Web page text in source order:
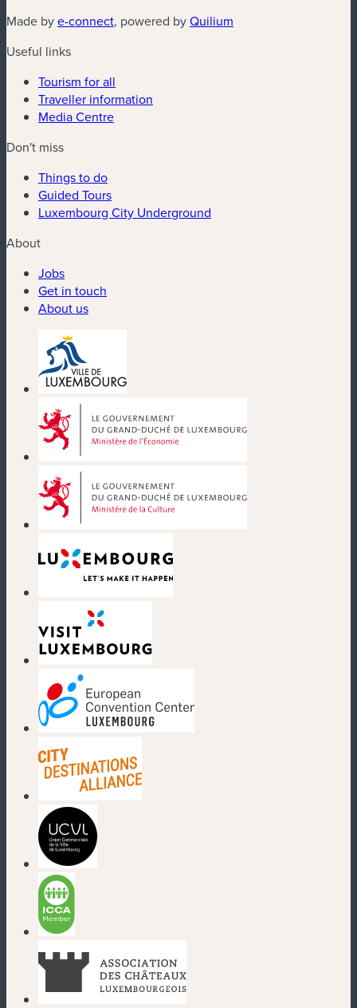
Made bye-connect(new window)
, powered byQuilium
Useful links
Tourism for all
Traveller information
Media Centre
Don't miss
Things to do
Guided Tours
Luxembourg City Underground
About
Jobs
Get in touch
About us